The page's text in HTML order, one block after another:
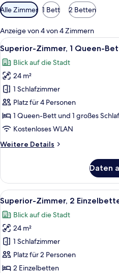
Verfügbare
Filter
für
Zimmer
Alle Zimmer 1 Bett 2 Betten
Anzeige von 4 von 4 Zimmern
Alle
Fotos
für
Superior-
Zimmer,
1 Queen-
Bett
und
anzeigen
8
Superior-Zimmer, 1 Queen-
Blick auf die Stadt
24 m²
1 Schlafzimmer
Platz für 4 Personen
1 Queen-Bett und 1 großes
Kostenloses WLAN
Weitere Details
Weitere
Zimmer,
1 Queen-
Bett
und
Schlafsofa
Daten
Alle
Fotos
für
Superior-
Zimmer,
2 Einzelbetten
anzeigen
7
Superior-Zimmer, 2
Blick auf die Stadt
24 m²
1 Schlafzimmer
Platz für 2 Personen
2 Einzelbetten